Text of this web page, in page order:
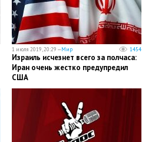
1 июля 2019, 20:29 —Мир 1454
Израиль исчезнет всего за полчаса:
Иран очень жестко предупредил
США